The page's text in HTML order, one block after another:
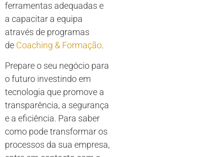
ferramentas adequadas e
a capacitar a equipa
através de programas
de Coaching & Formação.
Prepare o seu negócio para
o futuro investindo em
tecnologia que promove a
transparência, a segurança
e a eficiência. Para saber
como pode transformar os
processos da sua empresa,